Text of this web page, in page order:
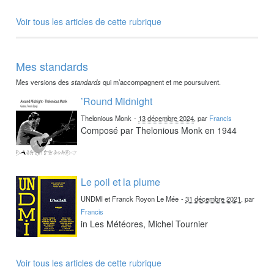
Voir tous les articles de cette rubrique
Mes standards
Mes versions desstandardsqui m’accompagnent et me poursuivent.
’Round Midnight
Thelonious Monk - 13 décembre 2024, par Francis
Composé par Thelonious Monk en 1944
Le poil et la plume
UNDMI et Franck Royon Le Mée -31 décembre 2021, par
Francis
in Les Météores, Michel Tournier
Voir tous les articles de cette rubrique